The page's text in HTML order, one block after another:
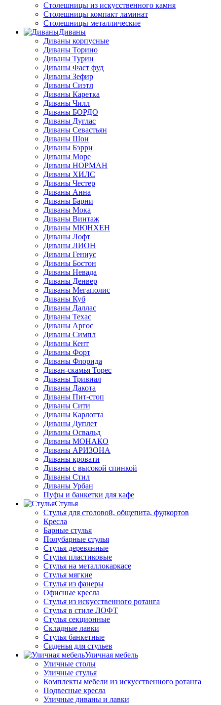
Столешницы из искусственного камня
Столешницы компакт ламинат
Столешницы металлические
Диваны
Диваны корпусные
Диваны Торино
Диваны Турин
Диваны Фаст фуд
Диваны Зефир
Диваны Сиэтл
Диваны Каретка
Диваны Чилл
Диваны БОРДО
Диваны Дуглас
Диваны Севастьян
Диваны Шон
Диваны Бэрри
Диваны Море
Диваны НОРМАН
Диваны ХИЛС
Диваны Честер
Диваны Анна
Диваны Барни
Диваны Мока
Диваны Винтаж
Диваны МЮНХЕН
Диваны Лофт
Диваны ЛИОН
Диваны Гениус
Диваны Бостон
Диваны Невада
Диваны Денвер
Диваны Мегаполис
Диваны Куб
Диваны Даллас
Диваны Техас
Диваны Аргос
Диваны Симпл
Диваны Кент
Диваны Форт
Диваны Флорида
Диван-скамья Торес
Диваны Тривиал
Диваны Дакота
Диваны Пит-стоп
Диваны Сити
Диваны Карлотта
Диваны Дуплет
Диваны Освальд
Диваны МОНАКО
Диваны АРИЗОНА
Диваны кровати
Диваны с высокой спинкой
Диваны Стил
Диваны Урбан
Пуфы и банкетки для кафе
Стулья
Стулья для столовой, общепита, фудкортов
Кресла
Барные стулья
Полубарные стулья
Стулья деревянные
Стулья пластиковые
Стулья на металлокаркасе
Стулья мягкие
Стулья из фанеры
Офисные кресла
Стулья из искусственного ротанга
Стулья в стиле ЛОФТ
Стулья секционные
Складные лавки
Стулья банкетные
Сиденья для стульев
Уличная мебель
Уличные столы
Уличные стулья
Комплекты мебели из искусственного ротанга
Подвесные кресла
Уличные диваны и лавки